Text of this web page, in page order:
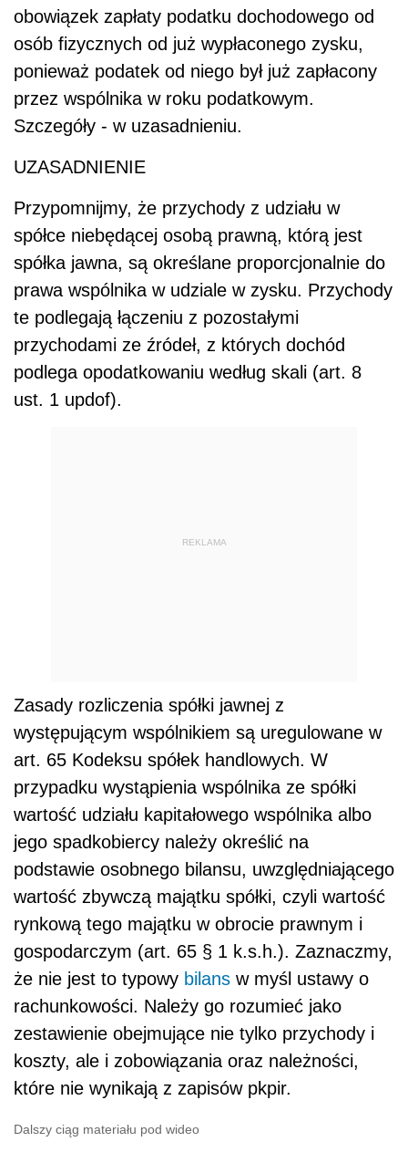
obowiązek zapłaty podatku dochodowego od
osób fizycznych od już wypłaconego zysku,
ponieważ podatek od niego był już zapłacony
przez wspólnika w roku podatkowym.
Szczegóły - w uzasadnieniu.
UZASADNIENIE
Przypomnijmy, że przychody z udziału w
spółce niebędącej osobą prawną, którą jest
spółka jawna, są określane proporcjonalnie do
prawa wspólnika w udziale w zysku. Przychody
te podlegają łączeniu z pozostałymi
przychodami ze źródeł, z których dochód
podlega opodatkowaniu według skali (art. 8
ust. 1 updof).
REKLAMA
Zasady rozliczenia spółki jawnej z
występującym wspólnikiem są uregulowane w
art. 65 Kodeksu spółek handlowych. W
przypadku wystąpienia wspólnika ze spółki
wartość udziału kapitałowego wspólnika albo
jego spadkobiercy należy określić na
podstawie osobnego bilansu, uwzględniającego
wartość zbywczą majątku spółki, czyli wartość
rynkową tego majątku w obrocie prawnym i
gospodarczym (art. 65 § 1 k.s.h.). Zaznaczmy,
że nie jest to typowy bilans w myśl ustawy o
rachunkowości. Należy go rozumieć jako
zestawienie obejmujące nie tylko przychody i
koszty, ale i zobowiązania oraz należności,
które nie wynikają z zapisów pkpir.
Dalszy ciąg materiału pod wideo